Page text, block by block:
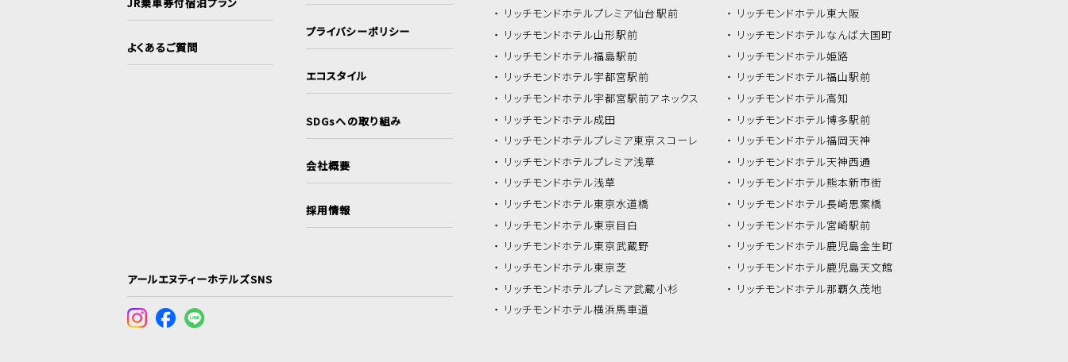
JR乗車券付宿泊プラン
よくあるご質問
プライバシーポリシー
エコスタイル
SDGsへの取り組み
会社概要
採用情報
アールエヌティーホテルズSNS
リッチモンドホテルプレミア仙台駅前
リッチモンドホテル山形駅前
リッチモンドホテル福島駅前
リッチモンドホテル宇都宮駅前
リッチモンドホテル宇都宮駅前アネックス
リッチモンドホテル成田
リッチモンドホテルプレミア東京スコーレ
リッチモンドホテルプレミア浅草
リッチモンドホテル浅草
リッチモンドホテル東京水道橋
リッチモンドホテル東京目白
リッチモンドホテル東京武蔵野
リッチモンドホテル東京芝
リッチモンドホテルプレミア武蔵小杉
リッチモンドホテル横浜馬車道
リッチモンドホテル東大阪
リッチモンドホテルなんば大国町
リッチモンドホテル姫路
リッチモンドホテル福山駅前
リッチモンドホテル高知
リッチモンドホテル博多駅前
リッチモンドホテル福岡天神
リッチモンドホテル天神西通
リッチモンドホテル熊本新市街
リッチモンドホテル長崎思案橋
リッチモンドホテル宮崎駅前
リッチモンドホテル鹿児島金生町
リッチモンドホテル鹿児島天文館
リッチモンドホテル那覇久茂地